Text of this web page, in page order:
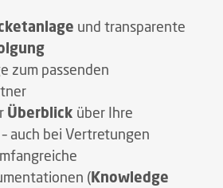
und transparente
zum passenden
Überblick über Ihre
auch bei Vertretungen
(Knowledge